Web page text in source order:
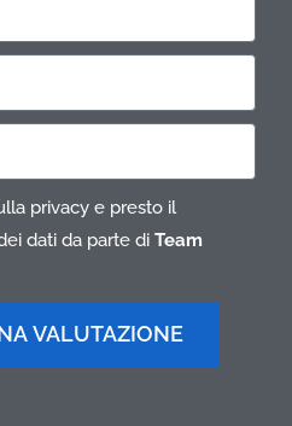
privacy e presto il
dati da parte di Team
VALUTAZIONE